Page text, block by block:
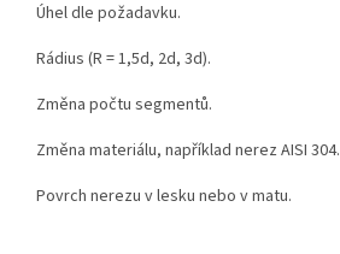
Úhel dle požadavku.
Rádius (R = 1,5d, 2d, 3d).
Změna počtu segmentů.
Změna materiálu, například nerez AISI 304.
Povrch nerezu v lesku nebo v matu.